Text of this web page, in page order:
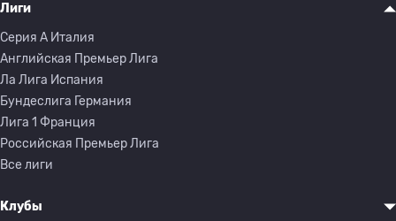
Лиги
Серия A Италия
Английская Премьер Лига
Ла Лига Испания
Бундеслига Германия
Лига 1 Франция
Российская Премьер Лига
Все лиги
Клубы